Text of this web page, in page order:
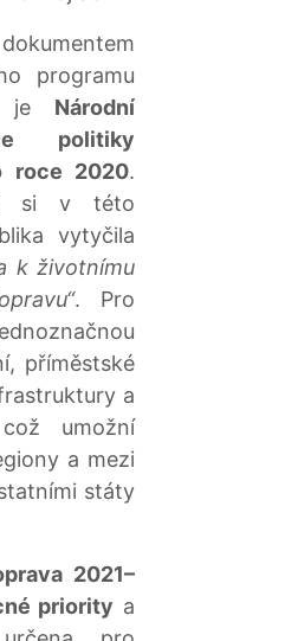
programu
je Národní
politiky
roce 2020.
si v této
vytyčila
k životnímu
. Pro
příměstské
a
umožní
a mezi
státy
2021–
priority a